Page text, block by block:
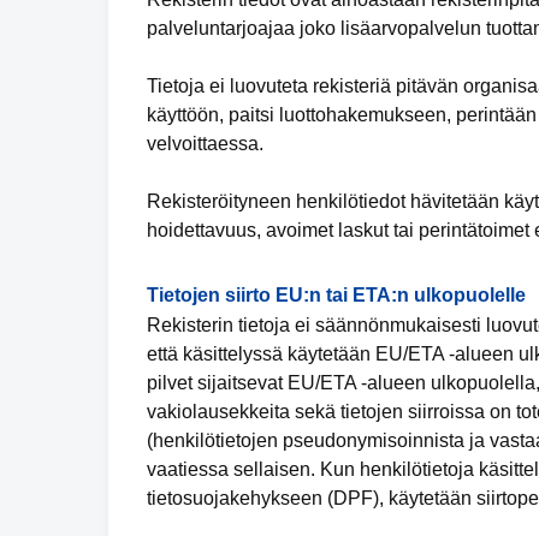
palveluntarjoajaa joko lisäarvopalvelun
Tietoja ei luovuteta rekisteriä pitävän
käyttöön, paitsi luottohakemukseen,
velvoittaessa.
Rekisteröityneen henkilötiedot hävitetään
hoidettavuus, avoimet laskut tai perintätoimet
Tietojen siirto EU:n tai ETA:n ulkopuolelle
Rekisterin tietoja ei säännönmukaisesti
että käsittelyssä käytetään EU/ETA -alueen
pilvet sijaitsevat EU/ETA -alueen
vakiolausekkeita sekä tietojen siirroissa on
(henkilötietojen pseudonymisoinnista ja
vaatiessa sellaisen. Kun henkilötietoja
tietosuojakehykseen (DPF), käytetään